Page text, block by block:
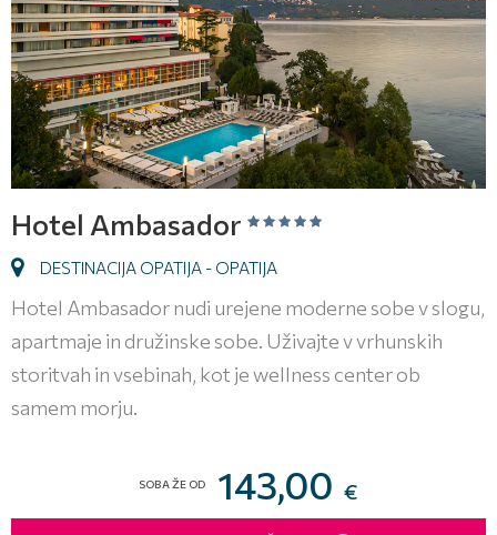
Hotel Ambasador
DESTINACIJA OPATIJA - OPATIJA
Hotel Ambasador nudi urejene moderne sobe v slogu,
apartmaje in družinske sobe. Uživajte v vrhunskih
storitvah in vsebinah, kot je wellness center ob
samem morju.
SOBA ŽE OD 143,00 €